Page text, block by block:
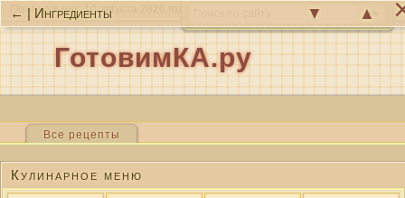
Понедельник, 10 августа 2026 года
ГотовимКА.ру
Все рецепты
Кулинарное меню
← | Ингредиенты ▲
▼